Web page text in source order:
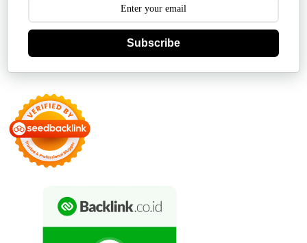
Subscribe